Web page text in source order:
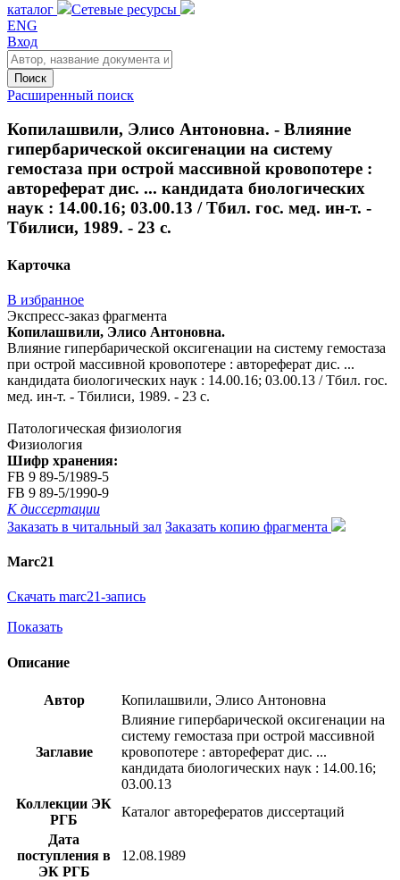
каталог
Сетевые ресурсы
ENG
Вход
Поиск
Расширенный поиск
Копилашвили, Элисо Антоновна. - Влияние
гипербарической оксигенации на систему
гемостаза при острой массивной кровопотере :
автореферат дис. ... кандидата биологических
наук : 14.00.16; 03.00.13 / Тбил. гос. мед. ин-т. -
Тбилиси, 1989. - 23 с.
Карточка
В избранное
Экспресс-заказ фрагмента
Копилашвили, Элисо Антоновна.
Влияние гипербарической оксигенации на систему гемостаза
при острой массивной кровопотере : автореферат дис. ...
кандидата биологических наук : 14.00.16; 03.00.13 / Тбил. гос.
мед. ин-т. - Тбилиси, 1989. - 23 с.
Патологическая физиология
Физиология
Шифр хранения:
FB 9 89-5/1989-5
FB 9 89-5/1990-9
К диссертации
Заказать в читальный зал Заказать копию фрагмента
Marc21
Скачать marc21-запись
Показать
Описание
Автор Копилашвили, Элисо Антоновна
Заглавие
Влияние гипербарической оксигенации на
систему гемостаза при острой массивной
кровопотере : автореферат дис. ...
кандидата биологических наук : 14.00.16;
03.00.13
Коллекции ЭК
РГБ
Каталог авторефератов диссертаций
Дата
поступления в
ЭК РГБ
12.08.1989